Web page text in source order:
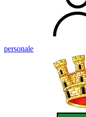
personale